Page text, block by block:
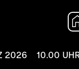
2026 10.00